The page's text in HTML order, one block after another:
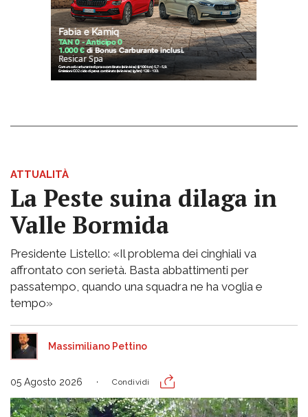
ATTUALITÀ
La Peste suina dilaga in
Valle Bormida
Presidente Listello: «Il problema dei cinghiali va
affrontato con serietà. Basta abbattimenti per
passatempo, quando una squadra ne ha voglia e
tempo»
Massimiliano Pettino
05 Agosto 2026 Condividi